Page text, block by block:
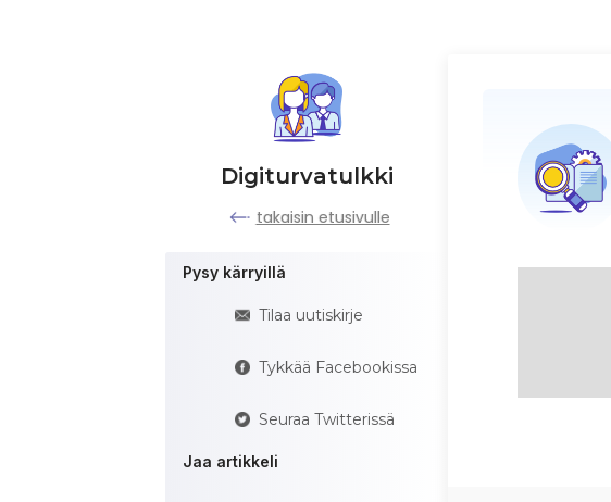
Digiturvatulkki
takaisin etusivulle
Pysy kärryillä
Tilaa uutiskirje
Tykkää Facebookissa
Seuraa Twitterissä
Jaa artikkeli